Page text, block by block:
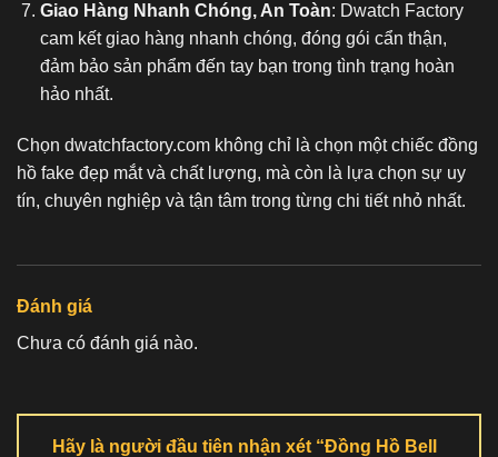
Giao Hàng Nhanh Chóng, An Toàn: Dwatch Factory
cam kết giao hàng nhanh chóng, đóng gói cẩn thận,
đảm bảo sản phẩm đến tay bạn trong tình trạng hoàn
hảo nhất.
Chọn dwatchfactory.com không chỉ là chọn một chiếc đồng
hồ fake đẹp mắt và chất lượng, mà còn là lựa chọn sự uy
tín, chuyên nghiệp và tận tâm trong từng chi tiết nhỏ nhất.
Đánh giá
Chưa có đánh giá nào.
Hãy là người đầu tiên nhận xét “Đồng Hồ Bell